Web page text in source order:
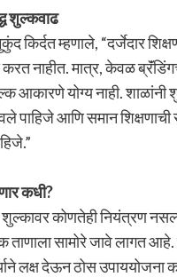
शुल्कवाढ
म्हणाले, “दर्जेदार
नाहीत. मात्र, केवळ
आकारणे योग्य नाही. शाळांनी
पाहिजे आणि समान शिक्षणाची
कधी?
शुल्कावर कोणतेही नियंत्रण
ताणाला सामोरे जावे लागत
लक्ष देऊन ठोस उपाययोजना